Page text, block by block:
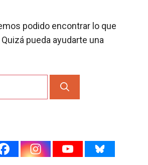
podido encontrar lo que
pueda ayudarte una